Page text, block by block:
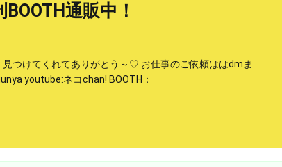
通販中！
つけてくれてありがとう～♡ お仕事のご依頼ははdmま
youtube:ネコchan! BOOTH：